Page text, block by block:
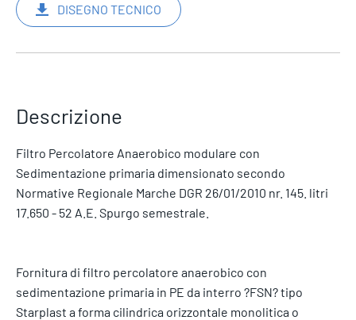
DISEGNO TECNICO
Descrizione
Filtro Percolatore Anaerobico modulare con
Sedimentazione primaria dimensionato secondo
Normative Regionale Marche DGR 26/01/2010 nr. 145. litri
17.650 - 52 A.E. Spurgo semestrale.
Fornitura di filtro percolatore anaerobico con
sedimentazione primaria in PE da interro ?FSN? tipo
Starplast a forma cilindrica orizzontale monolitica o